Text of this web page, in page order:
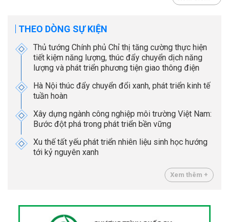
THEO DÒNG SỰ KIỆN
Thủ tướng Chính phủ Chỉ thị tăng cường thực hiện
tiết kiệm năng lượng, thúc đẩy chuyển dịch năng
lượng và phát triển phương tiện giao thông điện
Hà Nội thúc đẩy chuyển đổi xanh, phát triển kinh tế
tuần hoàn
Xây dựng ngành công nghiệp môi trường Việt Nam:
Bước đột phá trong phát triển bền vững
Xu thế tất yếu phát triển nhiên liệu sinh học hướng
tới kỷ nguyên xanh
Xem thêm +